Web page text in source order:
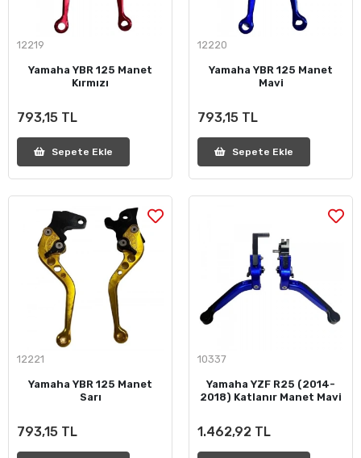
12219
Yamaha YBR 125 Manet
Kırmızı
793,15 TL
Sepete Ekle
12220
Yamaha YBR 125 Manet
Mavi
793,15 TL
Sepete Ekle
12221
Yamaha YBR 125 Manet
Sarı
793,15 TL
10337
Yamaha YZF R25 (2014-
2018) Katlanır Manet Mavi
1.462,92 TL